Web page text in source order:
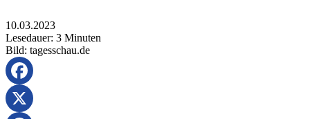
10.03.2023
Lesedauer: 3 Minuten
Bild: tagesschau.de
Facebook